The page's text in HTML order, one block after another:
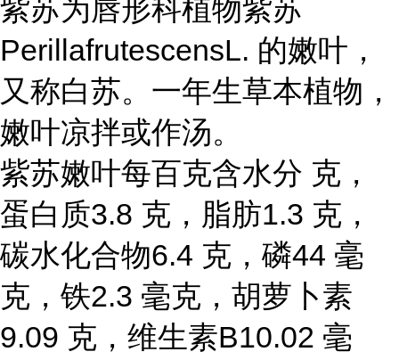
紫苏为唇形科植物紫苏
PerillafrutescensL. 的嫩叶，
又称白苏。一年生草本植物，
嫩叶凉拌或作汤。
紫苏嫩叶每百克含水分 克，
蛋白质3.8 克，脂肪1.3 克，
碳水化合物6.4 克，磷44 毫
克，铁2.3 毫克，胡萝卜素
9.09 克，维生素B10.02 毫